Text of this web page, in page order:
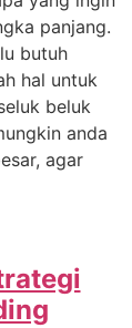
panjang.
butuh
hal untuk
beluk
anda
agar